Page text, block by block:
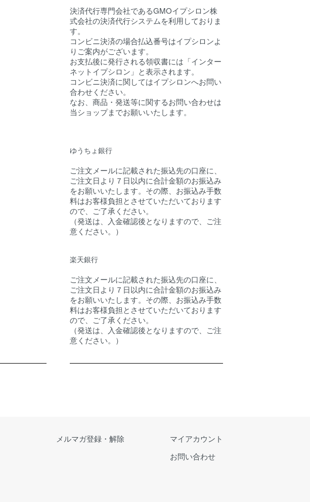
決済代行専門会社であるGMOイプシロン株
式会社の決済代行システムを利用しておりま
す。
コンビニ決済の場合払込番号はイプシロンよ
りご案内がございます。
お支払後に発行される領収書には「インター
ネットイプシロン」と表示されます。
コンビニ決済に関してはイプシロンへお問い
合わせください。
なお、商品・発送等に関するお問い合わせは
当ショップまでお願いいたします。
ゆうちょ銀行
ご注文メールに記載された振込先の口座に、
ご注文日より７日以内に合計金額のお振込み
をお願いいたします。その際、お振込み手数
料はお客様負担とさせていただいております
ので、ご了承ください。
（発送は、入金確認後となりますので、ご注
意ください。）
楽天銀行
ご注文メールに記載された振込先の口座に、
ご注文日より７日以内に合計金額のお振込み
をお願いいたします。その際、お振込み手数
料はお客様負担とさせていただいております
ので、ご了承ください。
（発送は、入金確認後となりますので、ご注
意ください。）
メルマガ登録・解除
マイアカウント
お問い合わせ